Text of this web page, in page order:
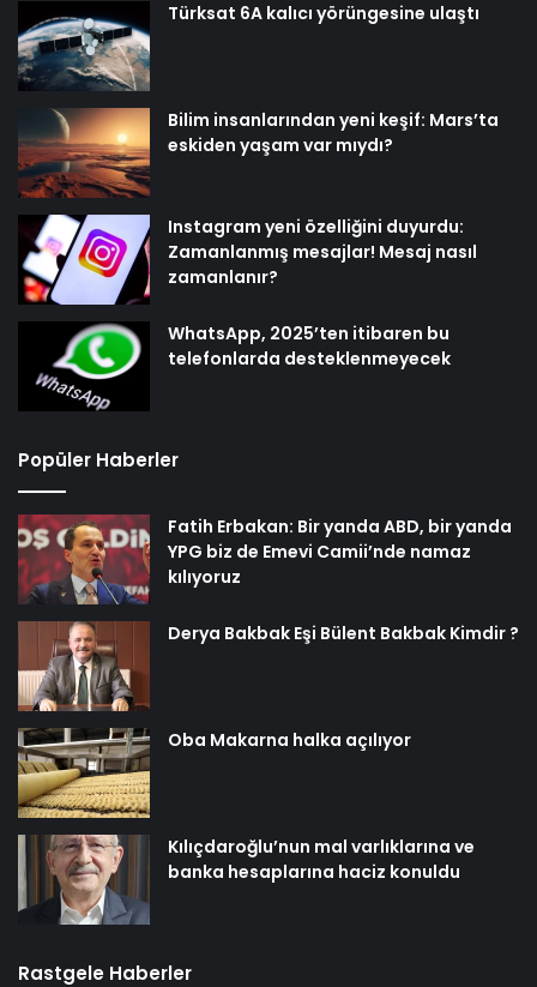
Türksat 6A kalıcı yörüngesine ulaştı
Bilim insanlarından yeni keşif: Mars’ta
eskiden yaşam var mıydı?
Instagram yeni özelliğini duyurdu:
Zamanlanmış mesajlar! Mesaj nasıl
zamanlanır?
WhatsApp, 2025’ten itibaren bu
telefonlarda desteklenmeyecek
Popüler Haberler
Fatih Erbakan: Bir yanda ABD, bir yanda
YPG biz de Emevi Camii’nde namaz
kılıyoruz
Derya Bakbak Eşi Bülent Bakbak Kimdir ?
Oba Makarna halka açılıyor
Kılıçdaroğlu’nun mal varlıklarına ve
banka hesaplarına haciz konuldu
Rastgele Haberler